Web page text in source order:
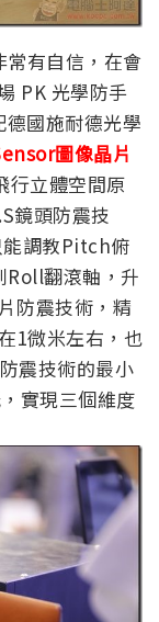
常有自信，在會
PK 光學防手
國施耐德光學
圖像晶片
行立體空間原
鏡頭防震技
能調教Pitch俯
Roll翻滾軸，升
防震技術，精
1微米左右，也
震技術的最小
實現三個維度